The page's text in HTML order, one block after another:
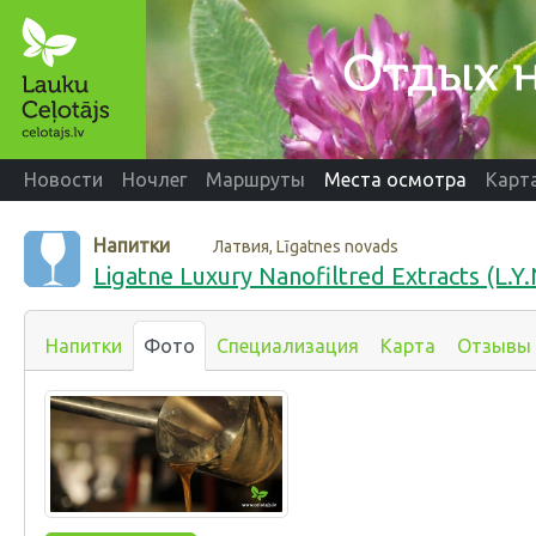
Новости Ночлег Маршруты Места осмотра
Напитки Латвия, Līgatnes novads
Ligatne Luxury Nanofiltred Extracts
Напитки Фото Специализация Карта Отзывы